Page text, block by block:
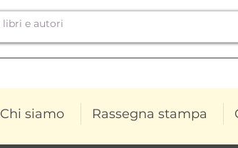
Chi siamo Rassegna stampa